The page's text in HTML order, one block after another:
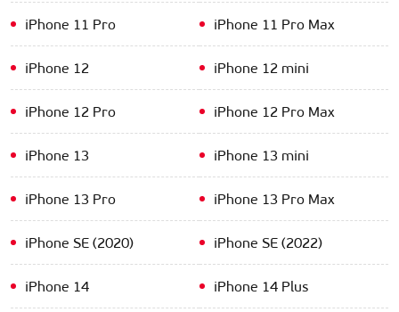
iPhone 11 Pro iPhone 11 Pro Max
iPhone 12 iPhone 12 mini
iPhone 12 Pro iPhone 12 Pro Max
iPhone 13 iPhone 13 mini
iPhone 13 Pro iPhone 13 Pro Max
iPhone SE (2020) iPhone SE (2022)
iPhone 14 iPhone 14 Plus